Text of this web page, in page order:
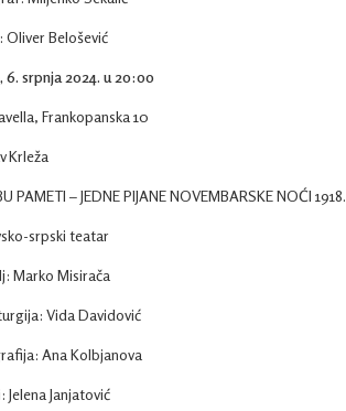
Oliver Belošević
6. srpnja 2024. u 20:00
Frankopanska 10
Krleža
PAMETI – JEDNE PIJANE NOVEMBARSKE NOĆI 1918.
srpski teatar
Marko Misirača
Vida Davidović
Ana Kolbjanova
Jelena Janjatović